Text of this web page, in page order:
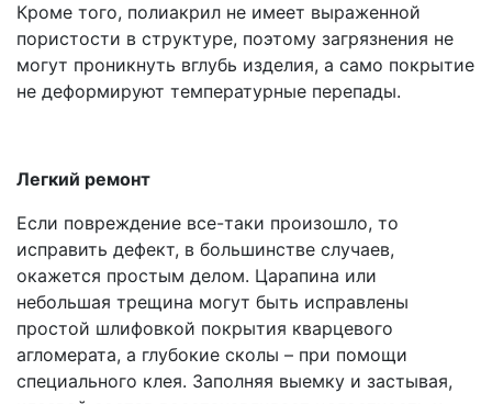
Кроме того, полиакрил не имеет выраженной
пористости в структуре, поэтому загрязнения не
могут проникнуть вглубь изделия, а само покрытие
не деформируют температурные перепады.
Легкий ремонт
Если повреждение все-таки произошло, то
исправить дефект, в большинстве случаев,
окажется простым делом. Царапина или
небольшая трещина могут быть исправлены
простой шлифовкой покрытия кварцевого
агломерата, а глубокие сколы – при помощи
специального клея. Заполняя выемку и застывая,